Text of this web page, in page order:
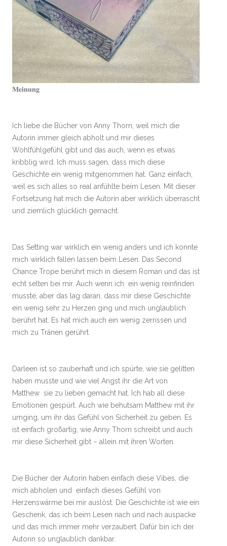
𝐌𝐞𝐢𝐧𝐮𝐧𝐠
Ich liebe die Bücher von Anny Thorn, weil mich die
Autorin immer gleich abholt und mir dieses
Wohlfühlgefühl gibt und das auch, wenn es etwas
kribblig wird. Ich muss sagen, dass mich diese
Geschichte ein wenig mitgenommen hat. Ganz einfach,
weil es sich alles so real anfühlte beim Lesen. Mit dieser
Fortsetzung hat mich die Autorin aber wirklich überrascht
und ziemlich glücklich gemacht.
Das Setting war wirklich ein wenig anders und ich konnte
mich wirklich fallen lassen beim Lesen. Das Second
Chance Trope berührt mich in diesem Roman und das ist
echt selten bei mir. Auch wenn ich ein wenig reinfinden
musste, aber das lag daran, dass mir diese Geschichte
ein wenig sehr zu Herzen ging und mich unglaublich
berührt hat. Es hat mich auch ein wenig zerrissen und
mich zu Tränen gerührt.
Darleen ist so zauberhaft und ich spürte, wie sie gelitten
haben musste und wie viel Angst ihr die Art von
Matthew sie zu lieben gemacht hat. Ich hab all diese
Emotionen gespürt. Auch wie behutsam Matthew mit ihr
umging, um ihr das Gefühl von Sicherheit zu geben. Es
ist einfach großartig, wie Anny Thorn schreibt und auch
mir diese Sicherheit gibt – allein mit ihren Worten.
Die Bücher der Autorin haben einfach diese Vibes, die
mich abholen und einfach dieses Gefühl von
Herzenswärme bei mir auslöst. Die Geschichte ist wie ein
Geschenk, das ich beim Lesen nach und nach auspacke
und das mich immer mehr verzaubert. Dafür bin ich der
Autorin so unglaublich dankbar.